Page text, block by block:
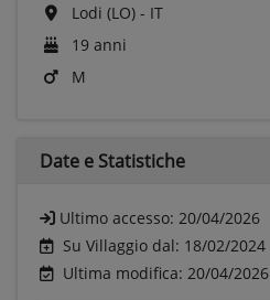
Lodi (LO) - IT
19 anni
M
Date e Statistiche
Ultimo accesso: 20/04/2026
Su Villaggio dal: 18/02/2024
Ultima modifica: 20/04/2026